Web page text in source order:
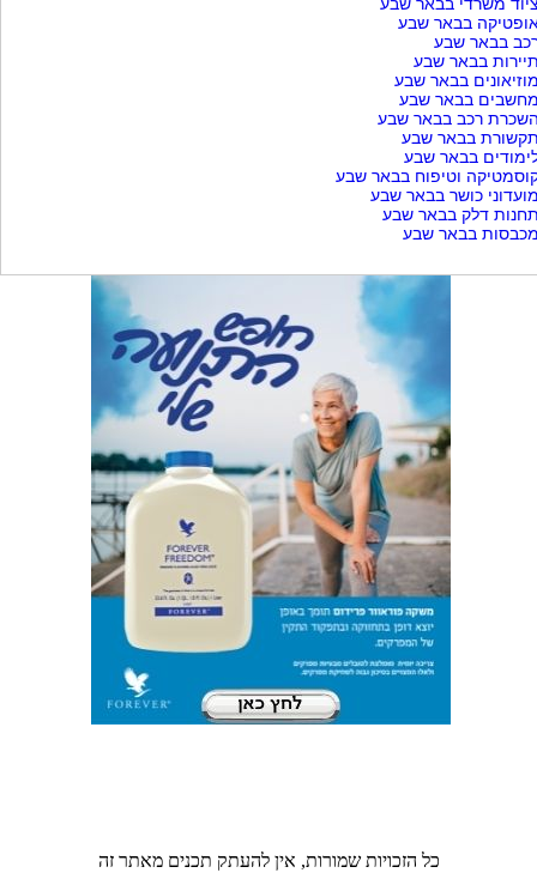
בבאר שבע
בבאר שבע
בבאר שבע
בבאר שבע
בבאר שבע
רכב בבאר שבע
בבאר שבע
בבאר שבע
וטיפוח בבאר שבע
כושר בבאר שבע
דלק בבאר שבע
בבאר שבע
כל הזכויות שמורות, אין להעתק תכנים מאתר זה